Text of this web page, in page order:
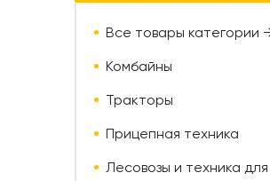
Все товары категории
Комбайны
Тракторы
Прицепная техника
Лесовозы и техника